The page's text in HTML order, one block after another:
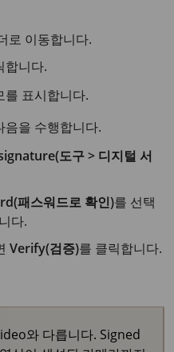
로 이동합니다.
합니다.
를 표시합니다.
음을 수행합니다.
도구 > 디지털 서
패스워드로 확인)를 선택
다.
Verify(검증)를 클릭합니다.
와 다릅니다. Signed